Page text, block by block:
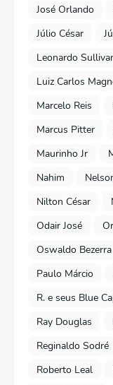
José Orlando
Júlio César
Leonardo
Luiz Carlos
Marcelo Reis
Marcus Pitter
Maurinho Jr
Nahim
Nilton César
Odair José
Oswaldo Bezerra
Paulo Márcio
R. e seus Blue
Ray Douglas
Reginaldo Sodré
Roberto Leal